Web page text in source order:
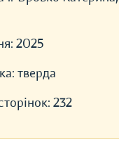
2025
тверда
232